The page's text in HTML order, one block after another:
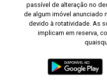
passível de alteração no
de algum imóvel anunciado
devido à rotatividade. As
implicam em reserva,